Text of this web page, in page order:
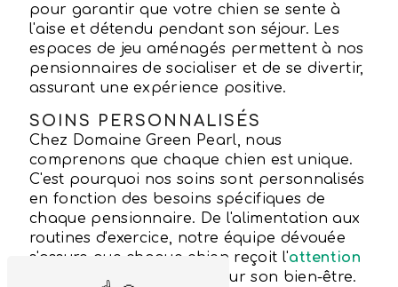
pour garantir que votre chien se sente à
l'aise et détendu pendant son séjour. Les
espaces de jeu aménagés permettent à nos
pensionnaires de socialiser et de se divertir,
assurant une expérience positive.
SOINS PERSONNALISÉS
Chez Domaine Green Pearl, nous
comprenons que chaque chien est unique.
C'est pourquoi nos soins sont personnalisés
en fonction des besoins spécifiques de
chaque pensionnaire. De l'alimentation aux
routines d'exercice, notre équipe dévouée
s'assure que chaque chien reçoit l'attention
individuelle
nécessaire pour son bien-être.